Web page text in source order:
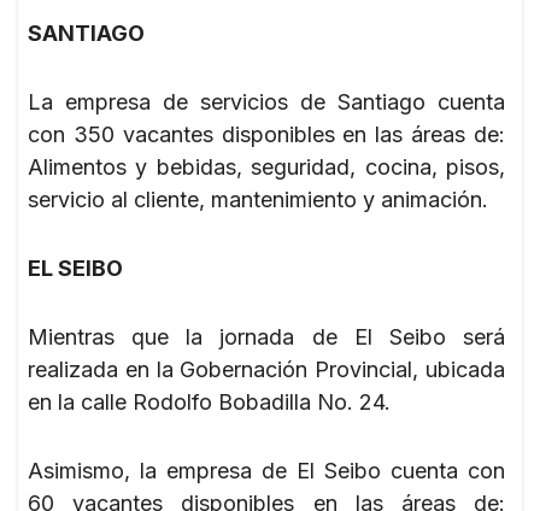
SANTIAGO
La empresa de servicios de Santiago cuenta
con 350 vacantes disponibles en las áreas de:
Alimentos y bebidas, seguridad, cocina, pisos,
servicio al cliente, mantenimiento y animación.
EL SEIBO
Mientras que la jornada de El Seibo será
realizada en la Gobernación Provincial, ubicada
en la calle Rodolfo Bobadilla No. 24.
Asimismo, la empresa de El Seibo cuenta con
60 vacantes disponibles en las áreas de: